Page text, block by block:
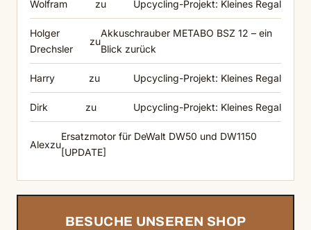
Wolfram zu Upcycling-Projekt: Kleines Regal
Holger
Drechsler
zu
Akkuschrauber METABO BSZ 12 – ein
Blick zurück
Harry zu Upcycling-Projekt: Kleines Regal
Dirk zu Upcycling-Projekt: Kleines Regal
Alexzu
Ersatzmotor für DeWalt DW50 und DW1150
[UPDATE]
BESUCHE UNSEREN SHOP